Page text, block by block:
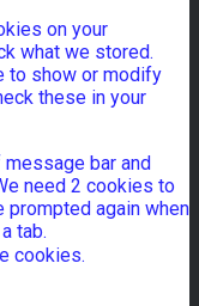
on your
what we stored.
to show or modify
these in your
bar and
need 2 cookies to
again when
tab.
cookies.